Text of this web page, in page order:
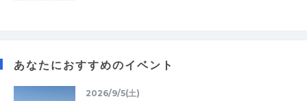
あなたにおすすめのイベント
2026/9/5(土)